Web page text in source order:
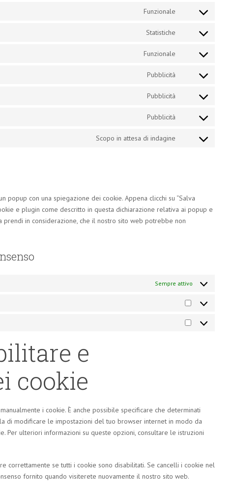
service
Funzionale
Consent
service
wordpress
Statistiche
Consent
service
google-
Funzionale
Consent
service
wordfence
Pubblicità
Consent
service
google-
Pubblicità
Consent
service
google-
Pubblicità
Consent
service
Scopo in attesa di indagine
Consent
con una spiegazione dei cookie. Appena clicchi su “Salva
e plugin come descritto in questa dichiarazione relativa ai popup e
in considerazione, che il nostro sito web potrebbe non
Sempre attivo
Statistiche
Marketing
e
cookie
i cookie. È anche possibile specificare che determinati
di modificare le impostazioni del tuo browser internet in modo da
Per ulteriori informazioni su queste opzioni, consultare le istruzioni
correttamente se tutti i cookie sono disabilitati. Se cancelli i cookie nel
fornito quando visiterete nuovamente il nostro sito web.